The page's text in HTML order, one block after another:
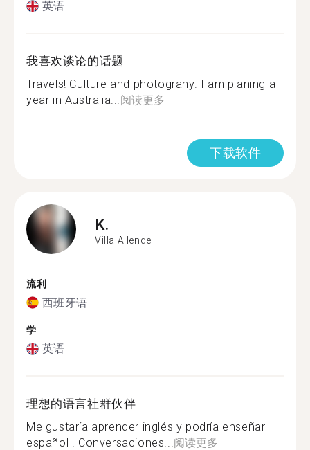
英语
我喜欢谈论的话题
Travels! Culture and photograhy. I am planing a
year in Australia...阅读更多
下载软件
K.
Villa Allende
流利
西班牙语
学
英语
理想的语言社群伙伴
Me gustaría aprender inglés y podría enseñar
español . Conversaciones...阅读更多